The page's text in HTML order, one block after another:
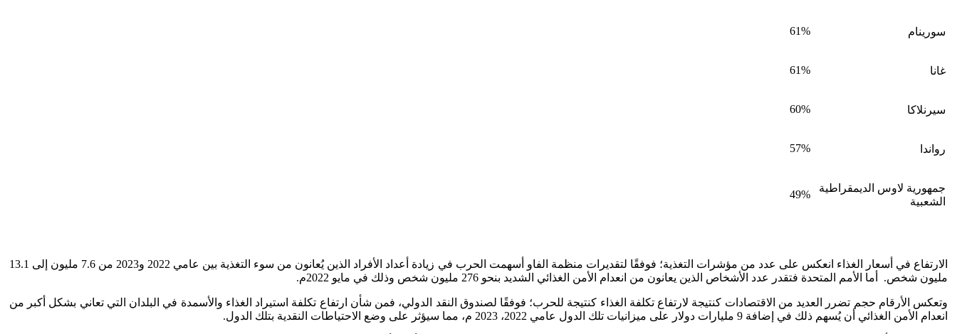
سورينام 61%
غانا 61%
سيرنلاكا 60%
رواندا 57%
جمهورية لاوس الديمقراطية
الشعبية
49%
الارتفاع في أسعار الغذاء انعكس على عدد من مؤشرات التغذية؛ فوفقًا لتقديرات منظمة الفاو أسهمت الحرب في زيادة أعداد الأفراد الذين يُعانون من سوء التغذية بين عامي 2022 و2023 من 7.6 مليون إلى 13.1
مليون شخص. أما الأمم المتحدة فتقدر عدد الأشخاص الذين يعانون من انعدام الأمن الغذائي الشديد بنحو 276 مليون شخص وذلك في مايو 2022م.
وتعكس الأرقام حجم تضرر العديد من الاقتصادات كنتيجة لارتفاع تكلفة الغذاء كنتيجة للحرب؛ فوفقًا لصندوق النقد الدولي، فمن شأن ارتفاع تكلفة استيراد الغذاء والأسمدة في البلدان التي تعاني بشكل أكبر من
انعدام الأمن الغذائي أن يُسهم ذلك في إضافة 9 مليارات دولار على ميزانيات تلك الدول عامي 2022، 2023 م، مما سيؤثر على وضع الاحتياطات النقدية بتلك الدول.